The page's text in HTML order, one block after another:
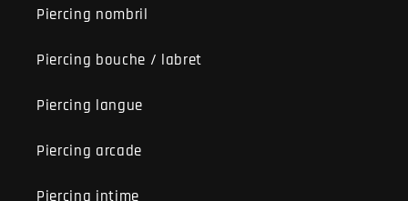
Piercing nombril
Piercing bouche / labret
Piercing langue
Piercing arcade
Piercing intime